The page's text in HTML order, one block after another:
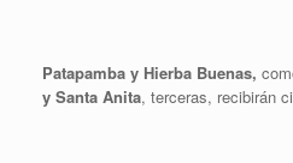
Patapamba y Hierba Buenas,
y Santa Anita, terceras, recibirán